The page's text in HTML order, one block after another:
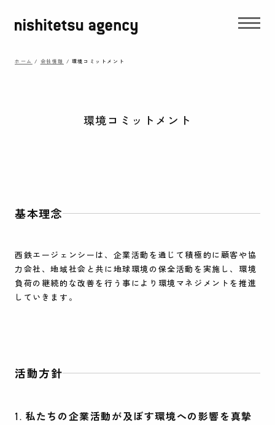
ホーム / 会社情報 / 環境コミットメント
環境コミットメント
基本理念
西鉄エージェンシーは、企業活動を通じて積極的に顧客や協
力会社、地域社会と共に地球環境の保全活動を実施し、環境
負荷の継続的な改善を行う事により環境マネジメントを推進
していきます。
活動方針
私たちの企業活動が及ぼす環境への影響を真摯